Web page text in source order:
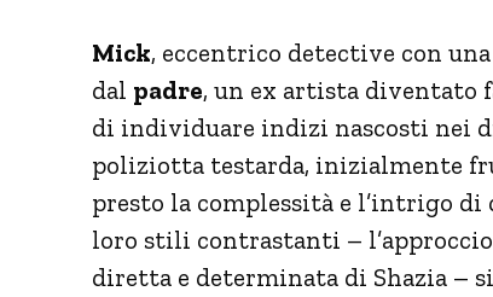
Mick, eccentrico detective con
dal padre, un ex artista diventato
di individuare indizi nascosti nei
poliziotta testarda, inizialmente
presto la complessità e l’intrigo di
loro stili contrastanti –
diretta e determinata di Shazia –